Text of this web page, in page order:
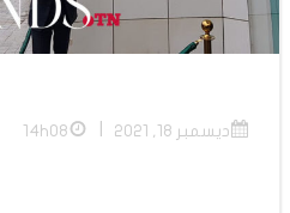
ديسمبر 18, 2021 14h08